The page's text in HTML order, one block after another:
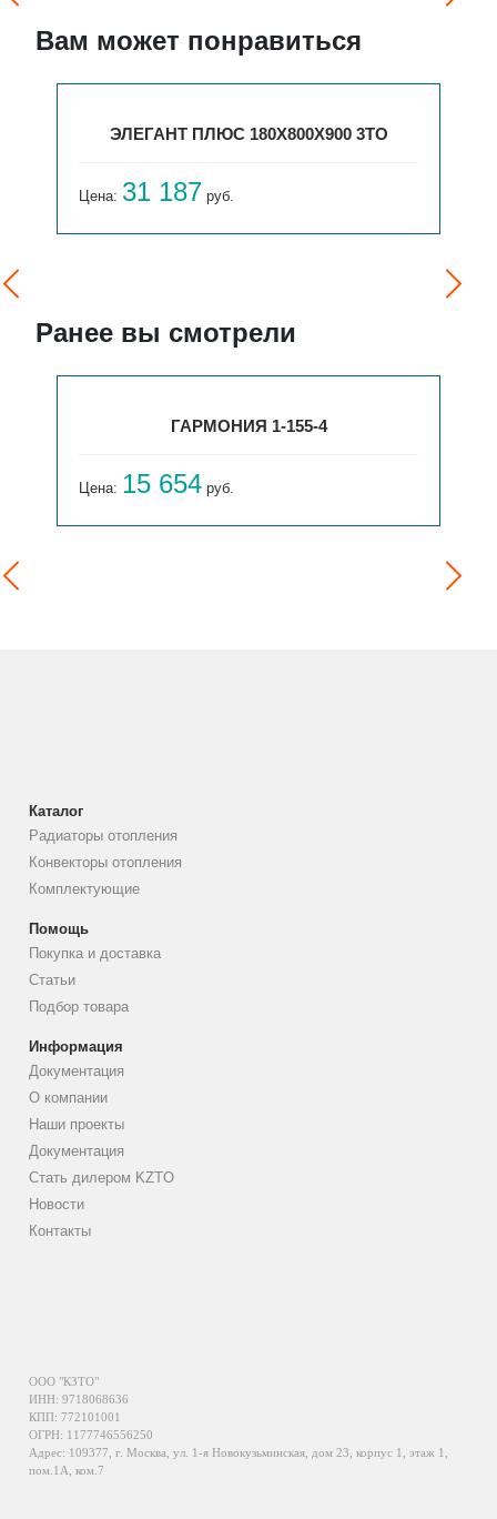
Вам может понравиться
ЭЛЕГАНТ ПЛЮС 180X800X900 3ТО
Цена: 31 187 руб.
Ранее вы смотрели
ГАРМОНИЯ 1-155-4
Цена: 15 654 руб.
Каталог
Радиаторы отопления
Конвекторы отопления
Комплектующие
Помощь
Покупка и доставка
Статьи
Подбор товара
Информация
Документация
О компании
Наши проекты
Документация
Стать дилером KZTO
Новости
Контакты
ООО "КЗТО"
ИНН: 9718068636
КПП: 772101001
ОГРН: 1177746556250
Адрес: 109377, г. Москва, ул. 1-я Новокузьминская, дом 23, корпус 1, этаж 1,
пом.1А, ком.7